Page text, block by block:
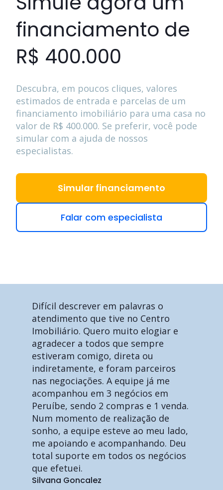
financiamento de
R$ 400.000
Descubra, em poucos cliques, valores
estimados de entrada e parcelas de um
financiamento imobiliário para uma casa no
valor de R$ 400.000. Se preferir, você pode
simular com a ajuda de nossos
especialistas.
Simular financiamento
Falar com especialista
Difícil descrever em palavras o
atendimento que tive no Centro
Imobiliário. Quero muito elogiar e
agradecer a todos que sempre
estiveram comigo, direta ou
indiretamente, e foram parceiros
nas negociações. A equipe já me
acompanhou em 3 negócios em
Peruíbe, sendo 2 compras e 1 venda.
Num momento de realização de
sonho, a equipe esteve ao meu lado,
me apoiando e acompanhando. Deu
total suporte em todos os negócios
que efetuei.
Silvana Goncalez